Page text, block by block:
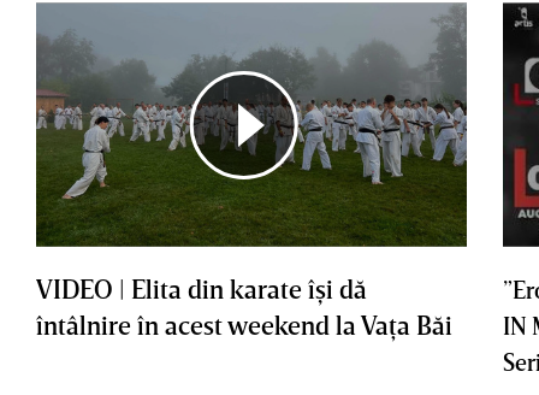
VIDEO | Elita din karate îşi dă
întâlnire în acest weekend la Vaţa Băi
IN